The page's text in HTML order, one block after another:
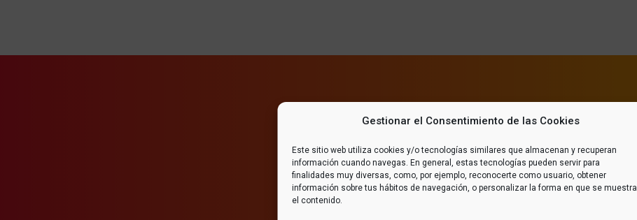
Gestionar el Consentimiento de las Cookies
Este sitio web utiliza cookies y/o tecnologías similares que almacenan y recuperan
información cuando navegas. En general, estas tecnologías pueden servir para
finalidades muy diversas, como, por ejemplo, reconocerte como usuario, obtener
información sobre tus hábitos de navegación, o personalizar la forma en que se muestra
el contenido.